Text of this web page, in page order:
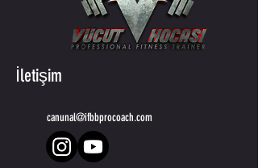
İletişim
canunal@ifbbprocoach.com